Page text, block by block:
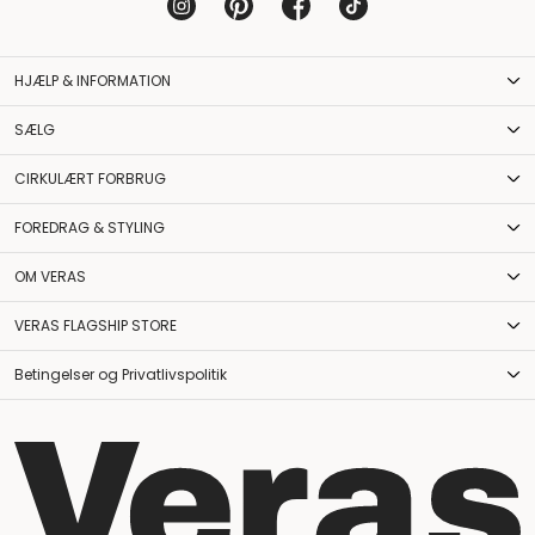
HJÆLP & INFORMATION
SÆLG
CIRKULÆRT FORBRUG
FOREDRAG & STYLING
OM VERAS
VERAS FLAGSHIP STORE
Betingelser og Privatlivspolitik